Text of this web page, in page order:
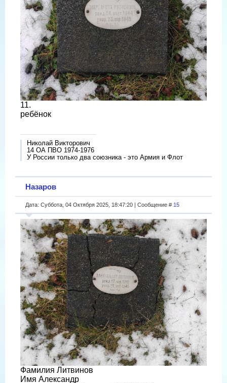
11.
ребёнок
Николай Викторович
14 ОА ПВО 1974-1976
У России только два союзника - это Армия и Флот
Назаров
Дата: Суббота, 04 Октября 2025, 18:47:20 | Сообщение # 15
Фамилия Литвинов
Имя Александр